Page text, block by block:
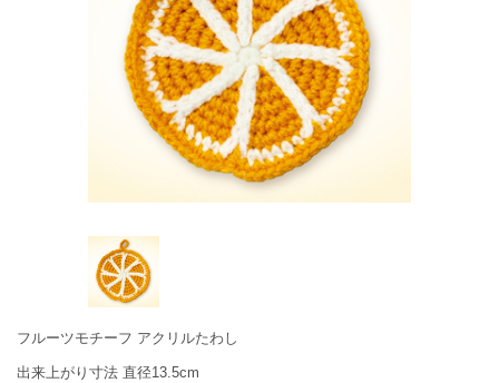
フルーツモチーフ アクリルたわし
出来上がり寸法 直径13.5cm